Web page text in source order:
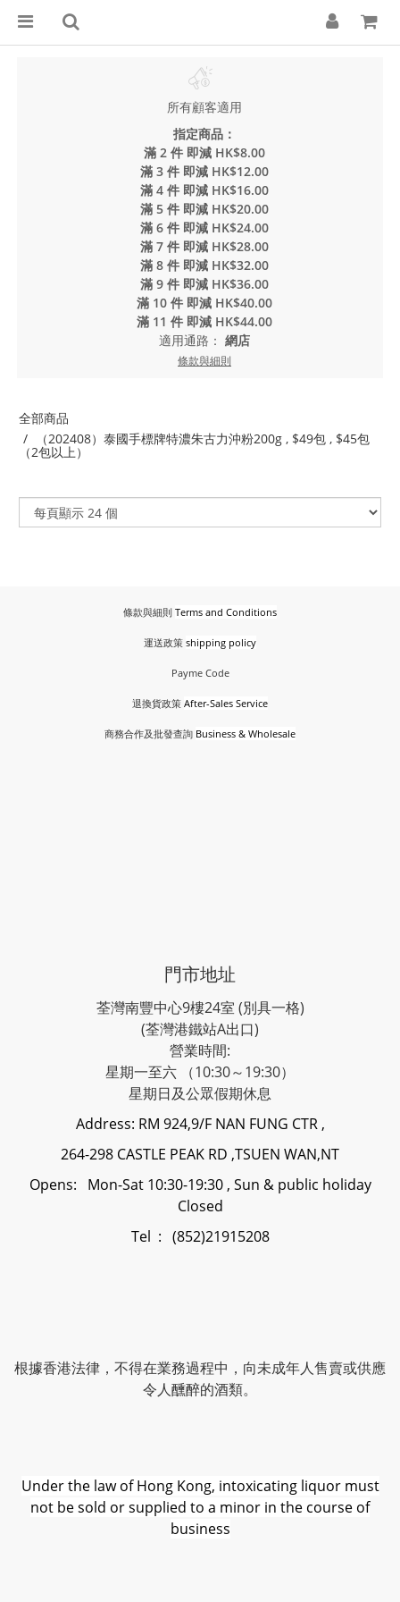
所有顧客適用
指定商品：
滿 2 件 即減 HK$8.00
滿 3 件 即減 HK$12.00
滿 4 件 即減 HK$16.00
滿 5 件 即減 HK$20.00
滿 6 件 即減 HK$24.00
滿 7 件 即減 HK$28.00
滿 8 件 即減 HK$32.00
滿 9 件 即減 HK$36.00
滿 10 件 即減 HK$40.00
滿 11 件 即減 HK$44.00
適用通路： 網店
條款與細則
全部商品
（202408）泰國手標牌特濃朱古力沖粉200g , $49包 , $45包
（2包以上）
條款與細則 Terms and Conditions
運送政策 shipping policy
Payme Code
退換貨政策 After-Sales Service
商務合作及批發查詢 Business & Wholesale
門市地址
荃灣南豐中心9樓24室 (別具一格)
(荃灣港鐵站A出口)
營業時間:
星期一至六 （10:30～19:30）
星期日及公眾假期休息
Address: RM 924,9/F NAN FUNG CTR ,
264-298 CASTLE PEAK RD ,TSUEN WAN,NT
Opens: Mon-Sat 10:30-19:30 , Sun & public holiday
Closed
Tel : (852)21915208
根據香港法律，不得在業務過程中，向未成年人售賣或供應
令人醺醉的酒類。
Under the law of Hong Kong, intoxicating liquor must
not be sold or supplied to a minor in the course of
business